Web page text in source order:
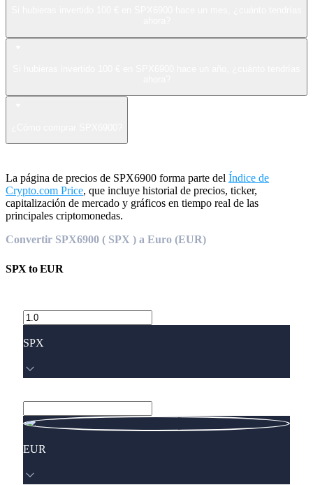
La página de precios de SPX6900 forma parte del Índice de
Crypto.com Price, que incluye historial de precios, ticker,
capitalización de mercado y gráficos en tiempo real de las
principales criptomonedas.
Convertir SPX6900 ( SPX ) a Euro (EUR)
SPX toEUR
SPX
EUR